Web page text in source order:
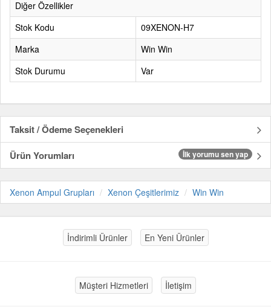
Diğer Özellikler
Stok Kodu
09XENON-H7
Marka
Win Win
Stok Durumu
Var
Taksit / Ödeme Seçenekleri
Ürün Yorumları
İlk yorumu sen yap
Xenon Ampul Grupları Xenon Çeşitlerimiz Win Win
İndirimli Ürünler En Yeni Ürünler
Müşteri Hizmetleri İletişim